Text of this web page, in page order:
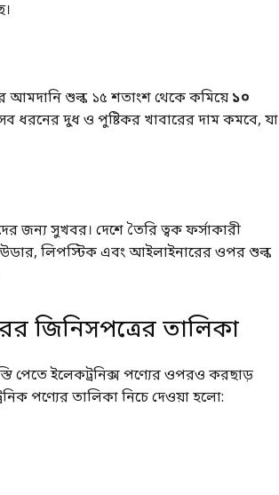
আমদানি শুল্ক ১৫ শতাংশ থেকে কমিয়ে ১০
ধরনের দুধ ও পুষ্টিকর খাবারের দাম কমবে, যা
জন্য সুখবর। দেশে তৈরি ত্বক ফর্সাকারী
লিপস্টিক এবং আইলাইনারের ওপর শুল্ক
জিনিসপত্রের তালিকা
পেতে ইলেকট্রনিক্স পণ্যের ওপরও করছাড়
পণ্যের তালিকা নিচে দেওয়া হলো: